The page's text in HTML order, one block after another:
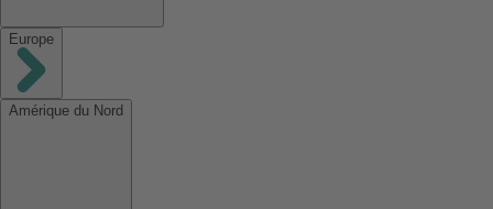
Europe
Amérique du Nord